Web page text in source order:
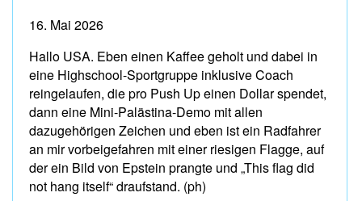
16. Mai 2026
Hallo USA. Eben einen Kaffee geholt und dabei in
eine Highschool-Sportgruppe inklusive Coach
reingelaufen, die pro Push Up einen Dollar spendet,
dann eine Mini-Palästina-Demo mit allen
dazugehörigen Zeichen und eben ist ein Radfahrer
an mir vorbeigefahren mit einer riesigen Flagge, auf
der ein Bild von Epstein prangte und „This flag did
not hang itself“ draufstand. (ph)